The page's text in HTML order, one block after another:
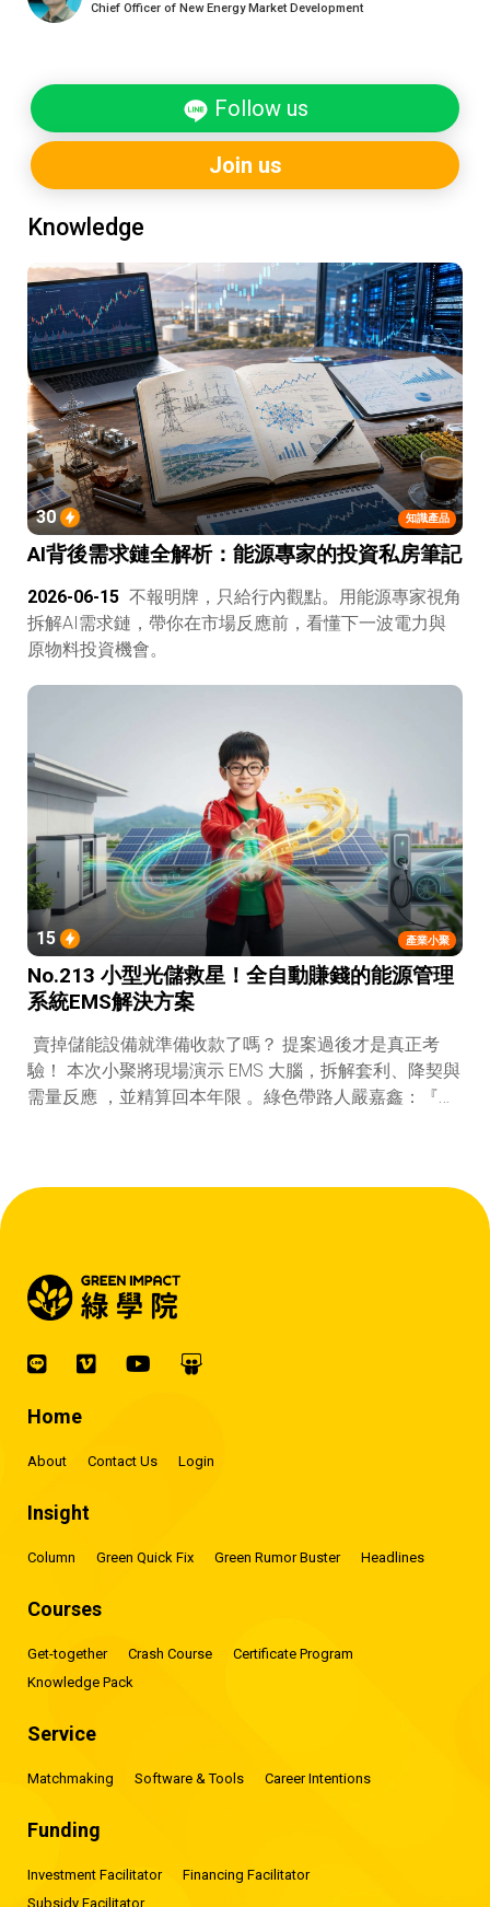
Chief Officer of New Energy Market Development
Follow us
Join us
Knowledge
知識產品
30
AI背後需求鏈全解析：能源專家的投資私房筆記
2026-06-15 不報明牌，只給行內觀點。用能源專家視角
拆解AI需求鏈，帶你在市場反應前，看懂下一波電力與
原物料投資機會。
產業小聚
15
No.213 小型光儲救星！全自動賺錢的能源管理
系統EMS解決方案
賣掉儲能設備就準備收款了嗎？ 提案過後才是真正考
驗！ 本次小聚將現場演示 EMS 大腦，拆解套利、降契與
需量反應 ，並精算回本年限 。綠色帶路人嚴嘉鑫：『會
Home
About Contact Us Login
Insight
Column Green Quick Fix Green Rumor Buster Headlines
Courses
Get-together Crash Course
Certificate Program
Knowledge Pack
Service
Matchmaking Software & Tools Career Intentions
Funding
Investment Facilitator
Financing Facilitator
Subsidy Facilitator